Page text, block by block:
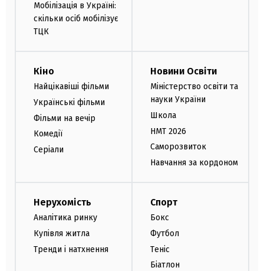
Мобілізація в Україні:
скільки осіб мобілізує
ТЦК
Кіно
Найцікавіші фільми
Українські фільми
Фільми на вечір
Комедії
Серіали
Новини Освіти
Міністерство освіти та
науки України
Школа
НМТ 2026
Саморозвиток
Навчання за кордоном
Нерухомість
Аналітика ринку
Купівля житла
Тренди і натхнення
Спорт
Бокс
Футбол
Теніс
Біатлон